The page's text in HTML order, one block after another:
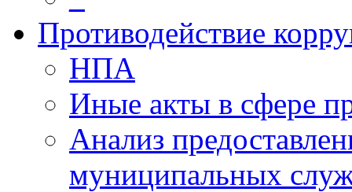
Противодействие
НПА
Иные акты в сфере
Анализ
муниципальных